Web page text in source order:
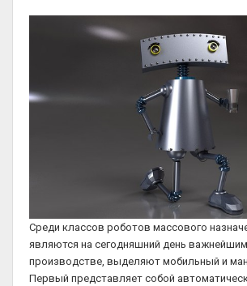
Среди классов роботов массового
являются на сегодняшний день
производстве, выделяют мобильный и
Первый представляет собой